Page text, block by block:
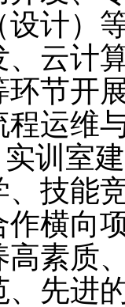
设计）
、云计
环节开
程运维
实训室
、技能
作横向
高素质
、先进